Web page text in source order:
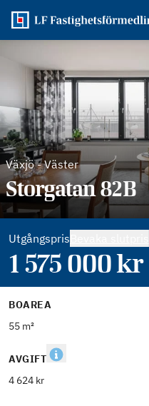
Växjö-Väster
Storgatan 82B
Utgångspris
1 575 000kr
BOAREA
55 m²
AVGIFT
4 624 kr